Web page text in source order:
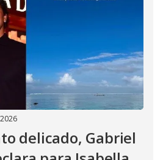
delicado, Gabriel